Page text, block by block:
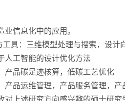
业信息化中的应用。
工具：三维模型处理与搜索，设计
人工智能的设计优化方法
产品碳足迹核算，低碳工艺优化
产品运维管理，产品服务管理，产
对上述研究方向感兴趣的硕士研